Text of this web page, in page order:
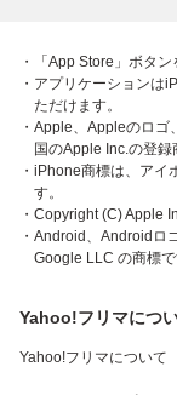
・「App Store」ボタ
・アプリケーションは
ただけます。
・Apple、Appleのロ
国のApple Inc.の登録
・iPhone商標は、アイ
す。
・Copyright (C) Apple
・Android、Androidロ
Google LLC の商標で
Yahoo!フリマにつ
Yahoo!フリマについて